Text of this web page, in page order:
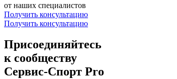
от наших специалистов
Получить консультацию
Получить консультацию
Присоединяйтесь
к сообществу
Сервис-Спорт Pro